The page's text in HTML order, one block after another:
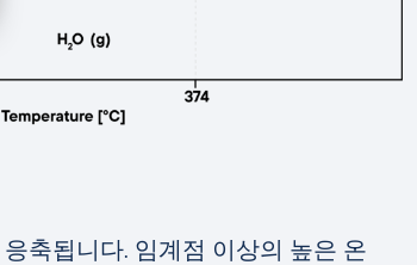
축됩니다. 임계점 이상의 높은 온